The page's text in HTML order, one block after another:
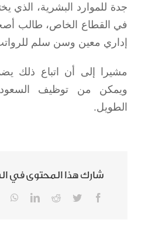
جدة للموارد البشرية، الذي
في القطاع الخاص، طالب
إداري معين وسن سلم
مشيرا إلى أن اتباع ذلك
ويمكن من توظيف
الطويل.
شارك هذا المحتوى في
Facebook
Twitter
Reddit